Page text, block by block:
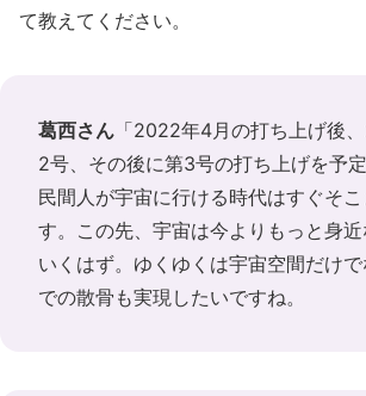
て教えてください。
葛西さん 「2022年4月の打ち上げ後
2号、その後に第3号の打ち上げを予定
民間人が宇宙に行ける時代はすぐそこ
す。この先、宇宙は今よりもっと身
いくはず。ゆくゆくは宇宙空間だけ
での散骨も実現したいですね。